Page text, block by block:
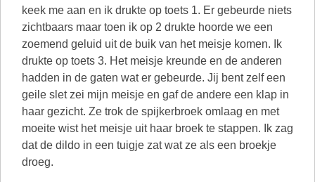
keek me aan en ik drukte op toets 1. Er gebeurde niets
zichtbaars maar toen ik op 2 drukte hoorde we een
zoemend geluid uit de buik van het meisje komen. Ik
drukte op toets 3. Het meisje kreunde en de anderen
hadden in de gaten wat er gebeurde. Jij bent zelf een
geile slet zei mijn meisje en gaf de andere een klap in
haar gezicht. Ze trok de spijkerbroek omlaag en met
moeite wist het meisje uit haar broek te stappen. Ik zag
dat de dildo in een tuigje zat wat ze als een broekje
droeg.